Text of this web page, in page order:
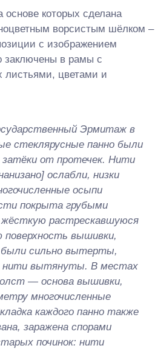
которых сделана
ворсистым шёлком –
с изображением
заключены в рамы с
листьями, цветами и
Эрмитаж в
стеклярусные панно были
затёки от протечек. Нити
ослабли, низки
осыпи
покрыта грубыми
жёсткую растрескавшуюся
поверхность вышивки,
сильно вытерты,
нити вытянуты. В местах
— основа вышивки,
многочисленные
каждого панно также
заражена спорами
починок: нити